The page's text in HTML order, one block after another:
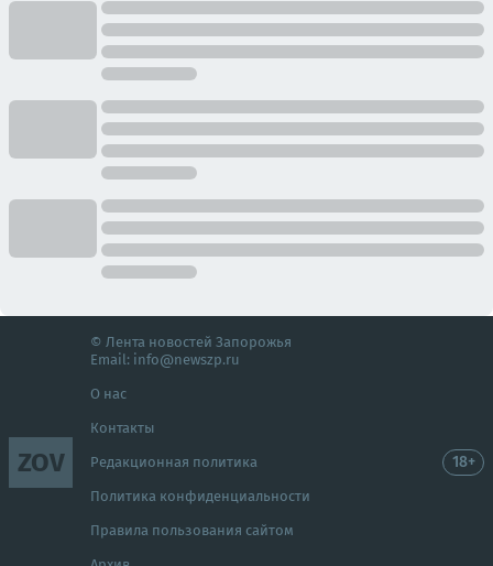
ZOV
© Лента новостей Запорожья
Email: info@newszp.ru
О нас
Контакты
Редакционная политика
Политика конфиденциальности
Правила пользования сайтом
18+